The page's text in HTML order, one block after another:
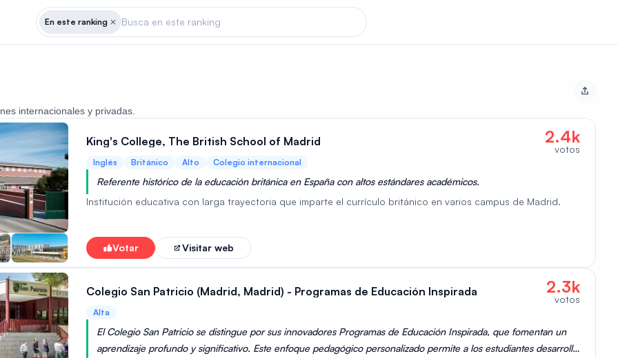
En este ranking Busca en este ranking
internacionales y privadas.
King's College, The British School of Madrid 2.4k
votos
Inglés Británico Alto Colegio internacional
Referente histórico de la educación británica en España con altos estándares académicos.
Institución educativa con larga trayectoria que imparte el currículo británico en varios campus de Madrid.
Votar Visitar web
Colegio San Patricio (Madrid, Madrid) - Programas de Educación Inspirada 2.3k
votos
Alta
El Colegio San Patricio se distingue por sus innovadores Programas de Educación Inspirada, que fomentan un
aprendizaje profundo y significativo. Este enfoque pedagógico personalizado permite a los estudiantes desarrollar